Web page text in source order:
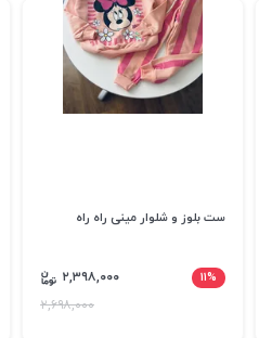
ست بلوز و شلوار مینی راه راه
۱۱%
۲,۳۹۸,۰۰۰
۲,۶۹۸,۰۰۰